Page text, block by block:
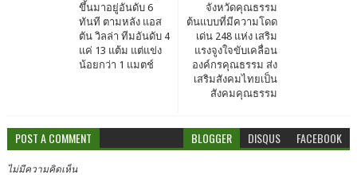
จังหวัดคุณธรรม
ต้นแบบที่มีความโดด
เด่น 248 แห่ง เสริม
แรงจูงใจขับเคลื่อน
องค์กรคุณธรรม ส่ง
เสริมสังคมไทยเป็น
สังคมคุณธรรม
ขึ้นมาอยู่อันดับ 6
ทันที ตามหลัง แอส
ตัน วิลล่า ทีมอันดับ 4
แค่ 13 แต้ม แต่แข่ง
น้อยกว่า 1 แมตช์
POST A COMMENT BLOGGER DISQUS FACEBOOK
ไม่มีความคิดเห็น